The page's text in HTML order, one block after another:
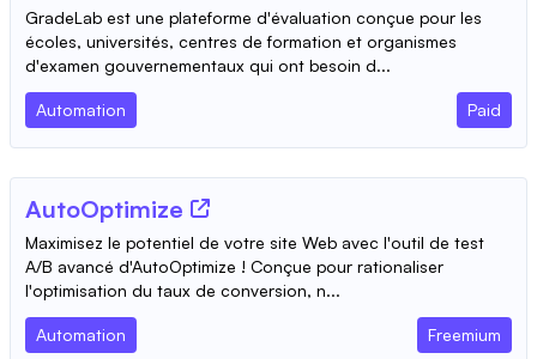
GradeLab est une plateforme d'évaluation conçue pour les
écoles, universités, centres de formation et organismes
d'examen gouvernementaux qui ont besoin d...
Automation Paid
AutoOptimize
Maximisez le potentiel de votre site Web avec l'outil de test
A/B avancé d'AutoOptimize ! Conçue pour rationaliser
l'optimisation du taux de conversion, n...
Automation Freemium